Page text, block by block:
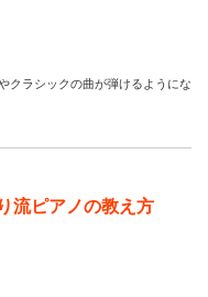
クラシックの曲が弾けるようにな
流ピアノの教え方